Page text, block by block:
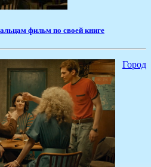
фильм по своей книге
Город